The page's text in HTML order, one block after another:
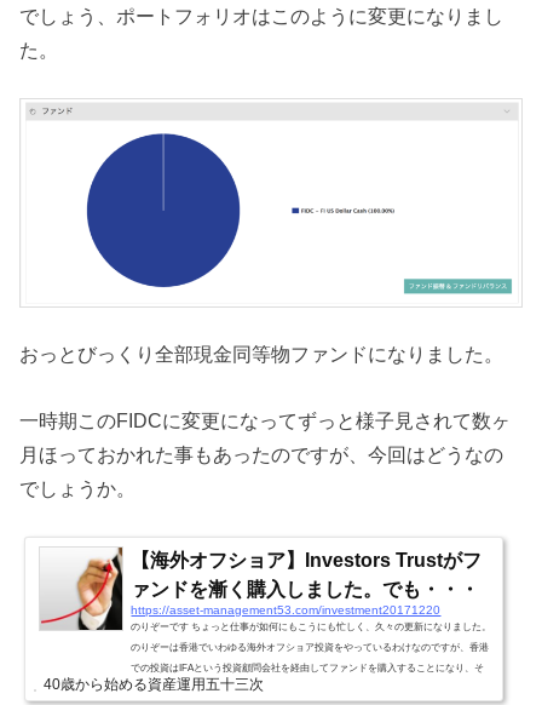
でしょう、ポートフォリオはこのように変更になりまし
た。
おっとびっくり全部現金同等物ファンドになりました。
一時期このFIDCに変更になってずっと様子見されて数ヶ
月ほっておかれた事もあったのですが、今回はどうなの
でしょうか。
【海外オフショア】Investors Trustがフ
ァンドを漸く購入しました。でも・・・
https://asset-management53.com/investment20171220
のりぞーです ちょっと仕事が如何にもこうにも忙しく、久々の更新になりました。
のりぞーは香港でいわゆる海外オフショア投資をやっているわけなのですが、香港
での投資はIFAという投資顧問会社を経由してファンドを購入することになり、そ
の際にIFAに運用を任せるという契約を結んでおります。つまり基本的にはラップ
40歳から始める資産運用五十三次